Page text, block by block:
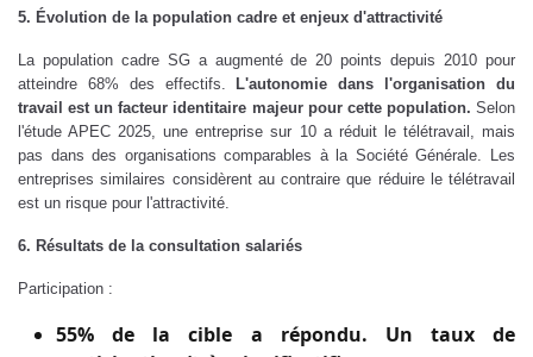
5. Évolution de la population cadre et enjeux d'attractivité
La population cadre SG a augmenté de 20 points depuis 2010 pour
atteindre 68% des effectifs.
L'autonomie dans l'organisation du
travail est un facteur identitaire majeur pour cette population. Selon
l'étude APEC 2025, une entreprise sur 10 a réduit le télétravail, mais
pas dans des organisations comparables à la Société Générale. Les
entreprises similaires considèrent au contraire que réduire le télétravail
est un risque pour l'attractivité.
6. Résultats de la consultation salariés
Participation :
55% de la cible a répondu. Un taux de